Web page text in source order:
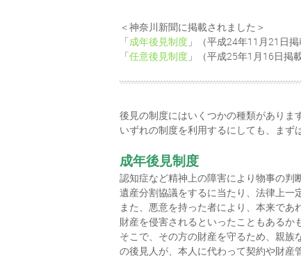
＜神奈川新聞に掲載されました＞
「成年後見制度 」（平成24年11月21日掲
「任意後見制度 」（平成25年1月16日掲載
後見の制度にはいくつかの種類があります
いずれの制度を利用するにしても、まず
成年後見制度
認知症など精神上の障害により物事の
遺産分割協議をするに当たり、法律上一
また、悪意を持った者により、本来で
財産を侵害されるといったこともあるか
そこで、その方の財産を守るため、親族
の後見人が、本人に代わって契約や財産